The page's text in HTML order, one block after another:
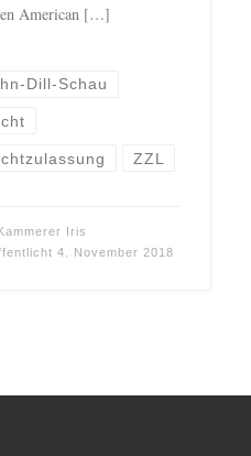
American […]
Dill-Schau
ZZL
Iris
4. November 2018